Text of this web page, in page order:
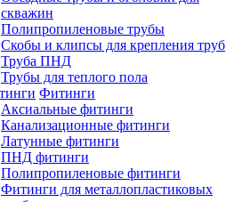
скважин
Полипропиленовые трубы
Скобы и клипсы для крепления труб
Труба ПНД
Трубы для теплого пола
Фитинги
Аксиальные фитинги
Канализационные фитинги
Латунные фитинги
ПНД фитинги
Полипропиленовые фитинги
Фитинги для металлопластиковых